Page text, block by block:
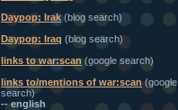
Daypop: Irak (blog search)
Daypop: Iraq (blog search)
links to war:scan (google search)
links to/mentions of war:scan(google
search)
-- english